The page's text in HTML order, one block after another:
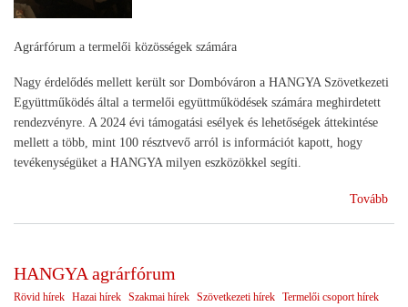
Agrárfórum a termelői közösségek számára
Nagy érdelődés mellett került sor Dombóváron a HANGYA Szövetkezeti
Együttműködés által a termelői együttműködések számára meghirdetett
rendezvényre. A 2024 évi támogatási esélyek és lehetőségek áttekintése
mellett a több, mint 100 résztvevő arról is információt kapott, hogy
tevékenységüket a HANGYA milyen eszközökkel segíti.
Tovább
HANGYA agrárfórum
Rövid hírek Hazai hírek Szakmai hírek Szövetkezeti hírek Termelői csoport hírek